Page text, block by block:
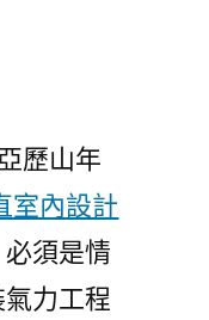
歷山年
室內設計
須是情
力工程